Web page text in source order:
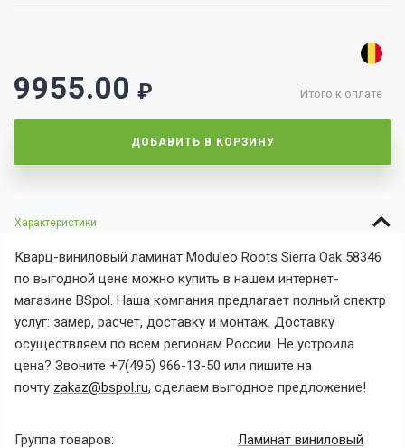
Итого к оплате
9955.00 ₽
ДОБАВИТЬ В КОРЗИНУ
Характеристики
Кварц-виниловый ламинат Moduleo Roots Sierra Oak 58346
по выгодной цене можно купить в нашем интернет-
магазине BSpol. Наша компания предлагает полный спектр
услуг: замер, расчет, доставку и монтаж. Доставку
осуществляем по всем регионам России. Не устроила
цена? Звоните +7(495) 966-13-50 или пишите на
почту zakaz@bspol.ru, сделаем выгодное предложение!
Группа товаров: Ламинат виниловый